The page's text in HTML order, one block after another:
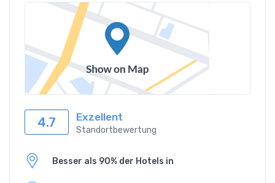
4.7 Exzellent
Standortbewertung
Besser als 90% der Hotels in